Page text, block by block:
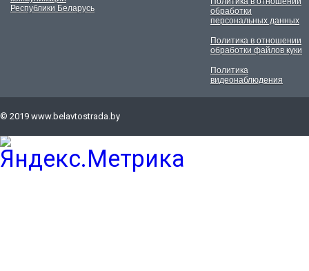
Республики Беларусь
обработки
персональных данных
Политика в отношении
обработки файлов куки
Политика
видеонаблюдения
© 2019 www.belavtostrada.by